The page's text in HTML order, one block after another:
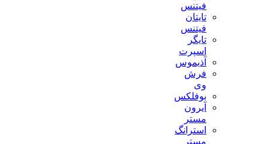
فیتنس
تایتان
فیتنس
تایگر
اسپرت
آذیموس
فرش
بوفلکس
آیرون
استرانگ